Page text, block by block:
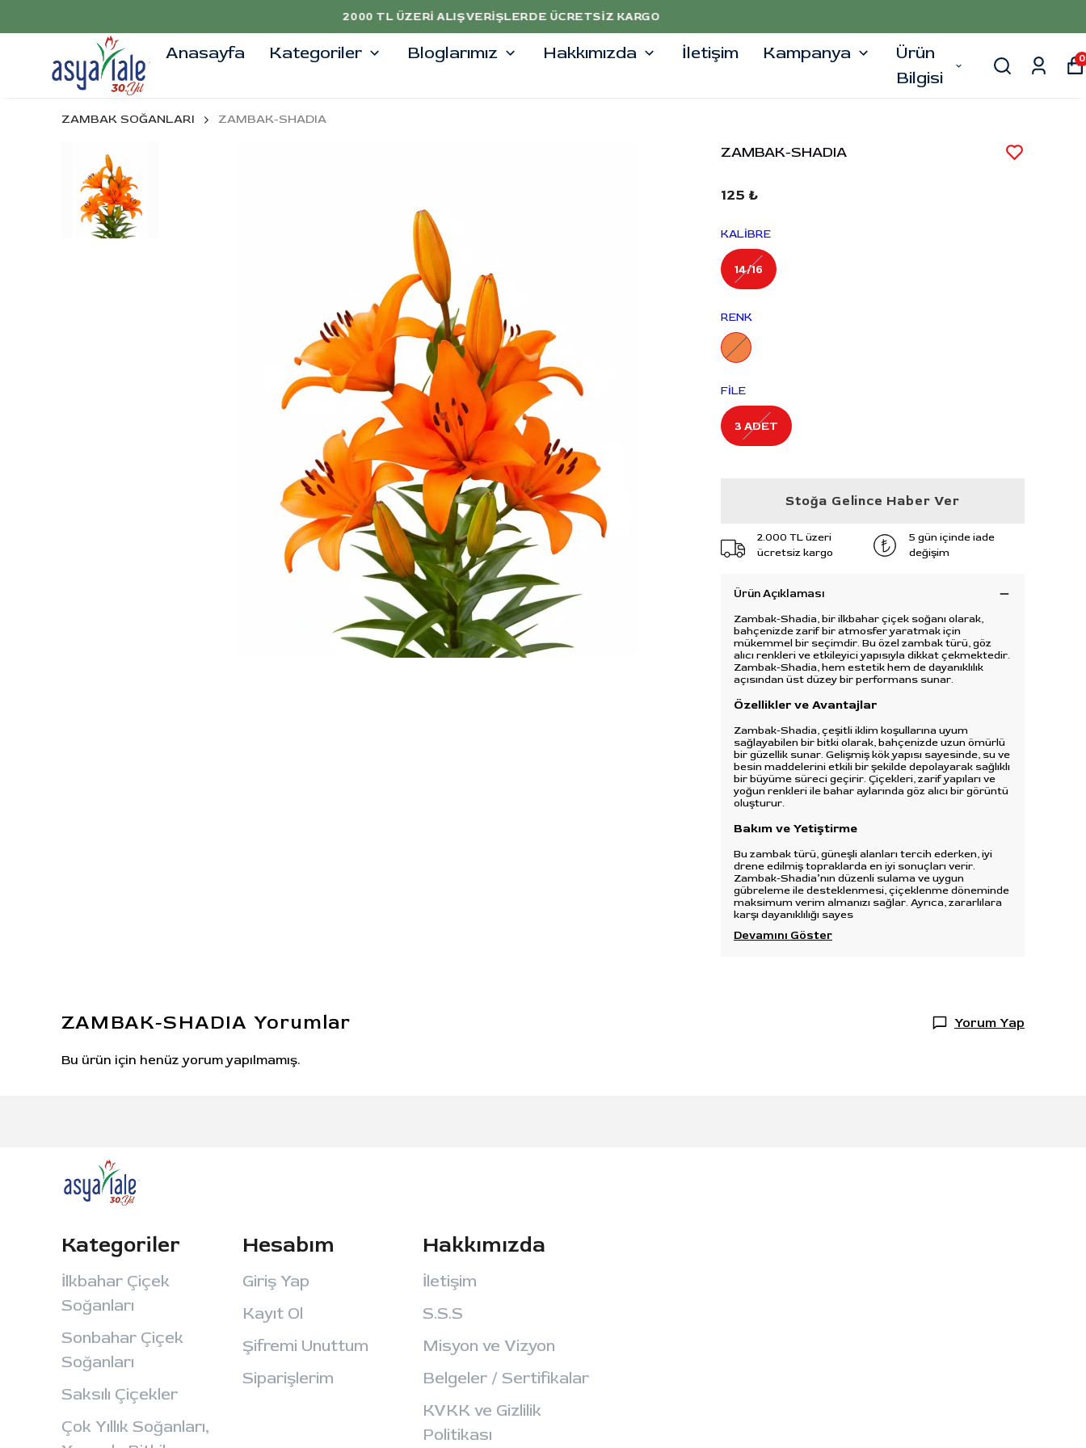
5000 TL ÜZERİ ALIŞVERİŞLERDE %10 İNDİRİM
Anasayfa Kategoriler Bloglarımız Hakkımızda İletişim Kampanya
Ürün
Bilgisi
0
ZAMBAK SOĞANLARI ZAMBAK-SHADIA
ZAMBAK-SHADIA
125 ₺
KALİBRE
14/16
RENK
FİLE
3 ADET
Stoğa Gelince Haber Ver
2.000 TL üzeri
ücretsiz kargo
5 gün içinde iade
değişim
Ürün Açıklaması
Zambak-Shadia, bir ilkbahar çiçek soğanı olarak,
bahçenizde zarif bir atmosfer yaratmak için
mükemmel bir seçimdir. Bu özel zambak türü, göz
alıcı renkleri ve etkileyici yapısıyla dikkat çekmektedir.
Zambak-Shadia, hem estetik hem de dayanıklılık
açısından üst düzey bir performans sunar.
Özellikler ve Avantajlar
Zambak-Shadia, çeşitli iklim koşullarına uyum
sağlayabilen bir bitki olarak, bahçenizde uzun ömürlü
bir güzellik sunar. Gelişmiş kök yapısı sayesinde, su ve
besin maddelerini etkili bir şekilde depolayarak sağlıklı
bir büyüme süreci geçirir. Çiçekleri, zarif yapıları ve
yoğun renkleri ile bahar aylarında göz alıcı bir görüntü
oluşturur.
Bakım ve Yetiştirme
Bu zambak türü, güneşli alanları tercih ederken, iyi
drene edilmiş topraklarda en iyi sonuçları verir.
Zambak-Shadia’nın düzenli sulama ve uygun
gübreleme ile desteklenmesi, çiçeklenme döneminde
maksimum verim almanızı sağlar. Ayrıca, zararlılara
karşı dayanıklılığı sayes
Devamını Göster
ZAMBAK-SHADIA Yorumlar Yorum Yap
Bu ürün için henüz yorum yapılmamış.
Kategoriler
İlkbahar Çiçek
Soğanları
Sonbahar Çiçek
Soğanları
Saksılı Çiçekler
Çok Yıllık Soğanları,
Hesabım
Giriş Yap
Kayıt Ol
Şifremi Unuttum
Siparişlerim
Hakkımızda
İletişim
S.S.S
Misyon ve Vizyon
Belgeler / Sertifikalar
KVKK ve Gizlilik
Politikası